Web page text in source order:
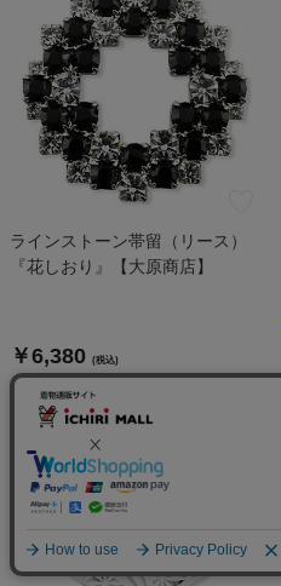
ラインストーン帯留（リース）
『花しおり』【大原商店】
￥6,380 (税込)